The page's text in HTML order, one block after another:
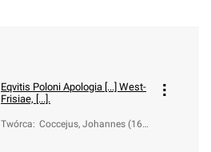
Eqvitis Poloni Apologia [...] West-
Frisiae, [...].
Twórca: Coccejus, Johannes (160